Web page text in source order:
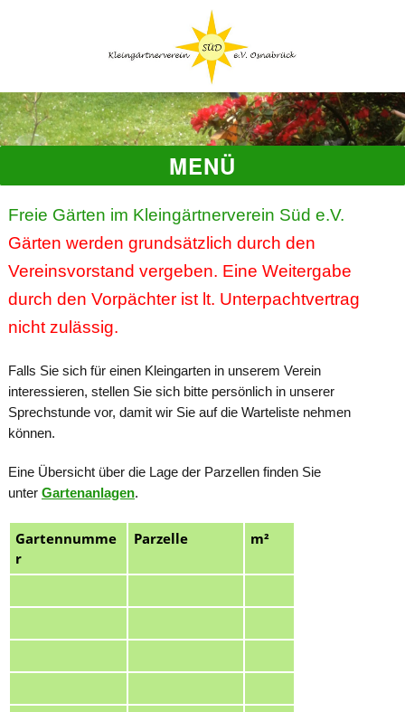
MENÜ
Freie Gärten im Kleingärtnerverein Süd e.V.
Gärten werden grundsätzlich durch den
Vereinsvorstand vergeben. Eine Weitergabe
durch den Vorpächter ist lt. Unterpachtvertrag
nicht zulässig.
Falls Sie sich für einen Kleingarten in unserem Verein
interessieren, stellen Sie sich bitte persönlich in unserer
Sprechstunde vor, damit wir Sie auf die Warteliste nehmen
können.
Eine Übersicht über die Lage der Parzellen finden Sie
unter Gartenanlagen.
Gartennumme
r
Parzelle m²